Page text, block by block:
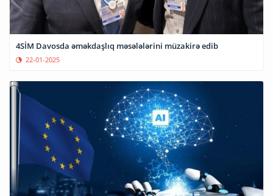
4SİM Davosda əməkdaşlıq məsələlərini müzakirə edib
22-01-2025